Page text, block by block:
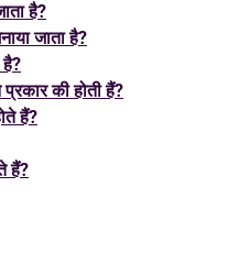
है?
जाता है?
है?
की होती हैं?
हैं?
हैं?